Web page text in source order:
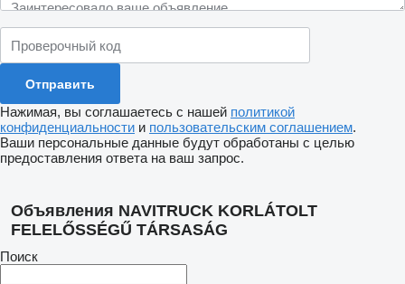
Нажимая, вы соглашаетесь с нашей политикой
конфиденциальности и пользовательским соглашением.
Ваши персональные данные будут обработаны с целью
предоставления ответа на ваш запрос.
Объявления NAVITRUCK KORLÁTOLT
FELELŐSSÉGŰ TÁRSASÁG
Поиск